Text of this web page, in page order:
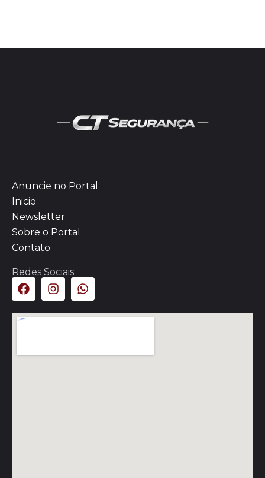
Anuncie no Portal
Inicio
Newsletter
Sobre o Portal
Contato
Redes Sociais